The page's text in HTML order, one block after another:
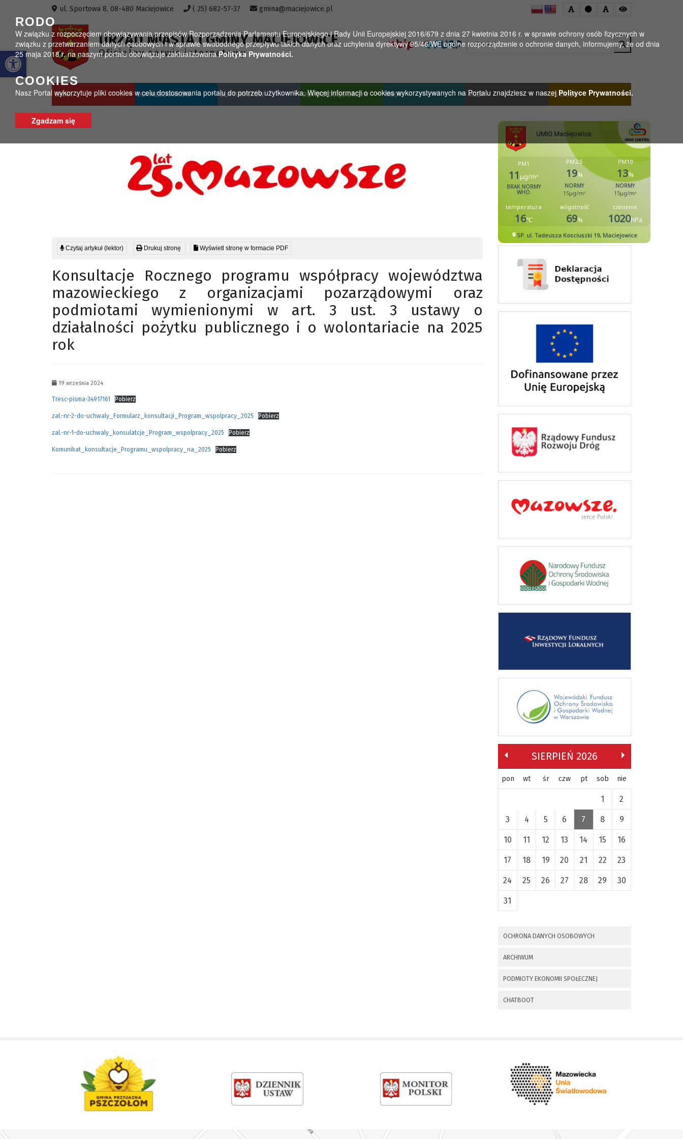
Otwórz pasek narzędzi
RODO
W związku z rozpoczęciem obowiązywania przepisów Rozporządzenia Parlamentu Europejskiego i Rady Unii Europejskiej 2016/679 z dnia 27 kwietnia 2016 r. w sprawie ochrony osób fizycznych w
związku z przetwarzaniem danych osobowych i w sprawie swobodnego przepływu takich danych oraz uchylenia dyrektywy 95/46/WE ogólne rozporządzenie o ochronie danych, informujemy, że od dnia
25 maja 2018 r. na naszym portalu obowiązuje zaktualizowanaPolityka Prywatności.
COOKIES
Nasz Portal wykorzytuje pliki cookies w celu dostosowania portalu do potrzeb użytkownika. Więcej informacji o cookies wykorzystywanych na Portalu znajdziesz w naszejPolityce Prywatności.
Zgadzam się
ul. Sportowa 8, 08-480 Maciejowice ( 25) 682-57-37 gmina@maciejowice.pl
URZĄD MIASTA I GMINY MACIEJOWICE
Oficjalny serwis internetowy
Wyszukaj
GMINA DLA MIESZKAŃCÓW DLA TURYSTÓW DLA PRZEDSIĘBIORCÓW MGOK MGBP KS WISŁA
Czytaj artykuł (lektor) Drukuj stronę Wyświetl stronę w formacie PDF
Konsultacje Rocznego programu współpracy województwa
mazowieckiego z organizacjami pozarządowymi oraz
podmiotami wymienionymi w art. 3 ust. 3 ustawy o
działalności pożytku publicznego i o wolontariacie na 2025
rok
19 września 2024
Tresc-pisma-34917161 Pobierz
zal.-nr-2-do-uchwaly_Formularz_konsultacji_Program_wspolpracy_2025 Pobierz
zal.-nr-1-do-uchwaly_konsulatcje_Program_wspolpracy_2025 Pobierz
Komunikat_konsultacje_Programu_wspolpracy_na_2025 Pobierz
SIERPIEŃ 2026
pon wt śr czw pt sob nie
1 2
3 4 5 6 7 8 9
10 11 12 13 14 15 16
17 18 19 20 21 22 23
24 25 26 27 28 29 30
31
Bitwy pod
informacyjne 28.09.2021 r.
Invalid date
ZAPROSZENIE NA
Ludowych Regionów
OCHRONA DANYCH OSOBOWYCH
ARCHIWUM
PODMIOTY EKONOMII SPOŁECZNEJ
CHATBOOT